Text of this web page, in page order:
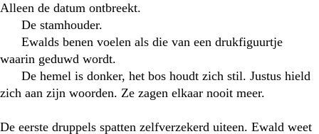
Alleen de datum ontbreekt.
De stamhouder.
Ewalds benen voelen als die van een drukfiguurtje
waarin geduwd wordt.
De hemel is donker, het bos houdt zich stil. Justus hield
zich aan zijn woorden. Ze zagen elkaar nooit meer.
De eerste druppels spatten zelfverzekerd uiteen. Ewald weet